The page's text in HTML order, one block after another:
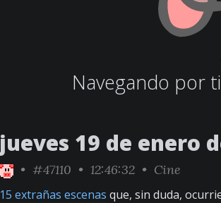
Navegando por
jueves 19 de enero
• #47110 • 12:46:32 • Cine
15 extrañas escenas que, sin duda,